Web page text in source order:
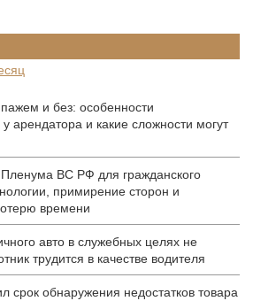
и без: особенности
арендатора и какие сложности могут
ВС РФ для гражданского
примирение сторон и
времени
авто в служебных целях не
трудится в качестве водителя
срок обнаружения недостатков товара